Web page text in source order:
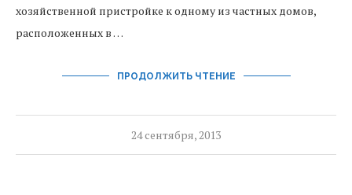
хозяйственной пристройке к одному из частных домов,
расположенных в …
ПРОДОЛЖИТЬ ЧТЕНИЕ
24 сентября, 2013